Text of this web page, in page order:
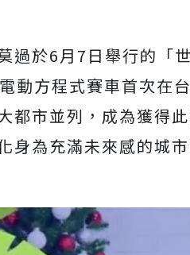
過於6月7日舉行的「
動方程式賽車首次在
都市並列，成為獲得
身為充滿未來感的城